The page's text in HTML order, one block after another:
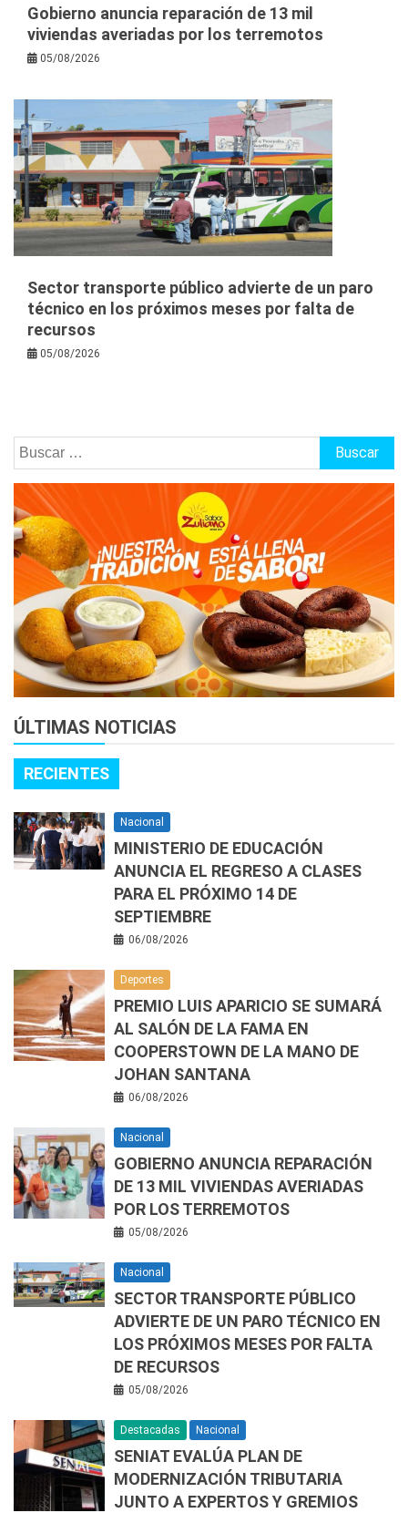
Gobierno anuncia reparación de 13 mil
viviendas averiadas por los terremotos
05/08/2026
Sector transporte público advierte de un paro
técnico en los próximos meses por falta de
recursos
05/08/2026
Buscar:
ÚLTIMAS NOTICIAS
RECIENTES
Nacional
MINISTERIO DE EDUCACIÓN
ANUNCIA EL REGRESO A CLASES
PARA EL PRÓXIMO 14 DE
SEPTIEMBRE
06/08/2026
Deportes
PREMIO LUIS APARICIO SE SUMARÁ
AL SALÓN DE LA FAMA EN
COOPERSTOWN DE LA MANO DE
JOHAN SANTANA
06/08/2026
Nacional
GOBIERNO ANUNCIA REPARACIÓN
DE 13 MIL VIVIENDAS AVERIADAS
POR LOS TERREMOTOS
05/08/2026
Nacional
SECTOR TRANSPORTE PÚBLICO
ADVIERTE DE UN PARO TÉCNICO EN
LOS PRÓXIMOS MESES POR FALTA
DE RECURSOS
05/08/2026
Destacadas Nacional
SENIAT EVALÚA PLAN DE
MODERNIZACIÓN TRIBUTARIA
JUNTO A EXPERTOS Y GREMIOS